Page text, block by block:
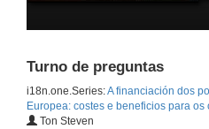
Turno de preguntas
i18n.one.Series:A financiación dos
Europea: costes e beneficios para
Ton Steven